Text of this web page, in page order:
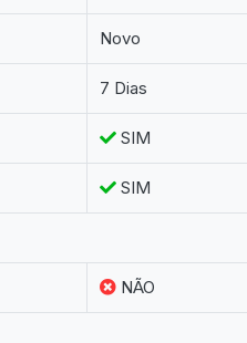
Novo
7 Dias
SIM
SIM
NÃO